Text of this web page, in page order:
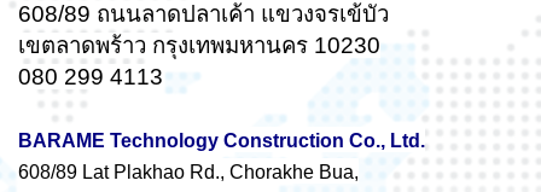
608/89 ถนนลาดปลาเค้า แขวงจรเข้บัว
เขตลาดพร้าว กรุงเทพมหานคร 10230
080 299 4113
BARAME Technology Construction Co., Ltd.
608/89 Lat Plakhao Rd., Chorakhe Bua,